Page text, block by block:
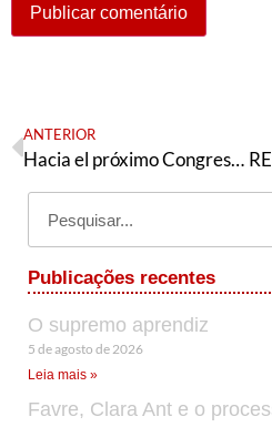
ANTERIOR
Hacia el próximo Congreso de las Fuerzas de Liberación Nacional
Publicações recentes
O supremo aprendiz
5 de agosto de 2026
Leia mais »
Favre, Clara Ant e o